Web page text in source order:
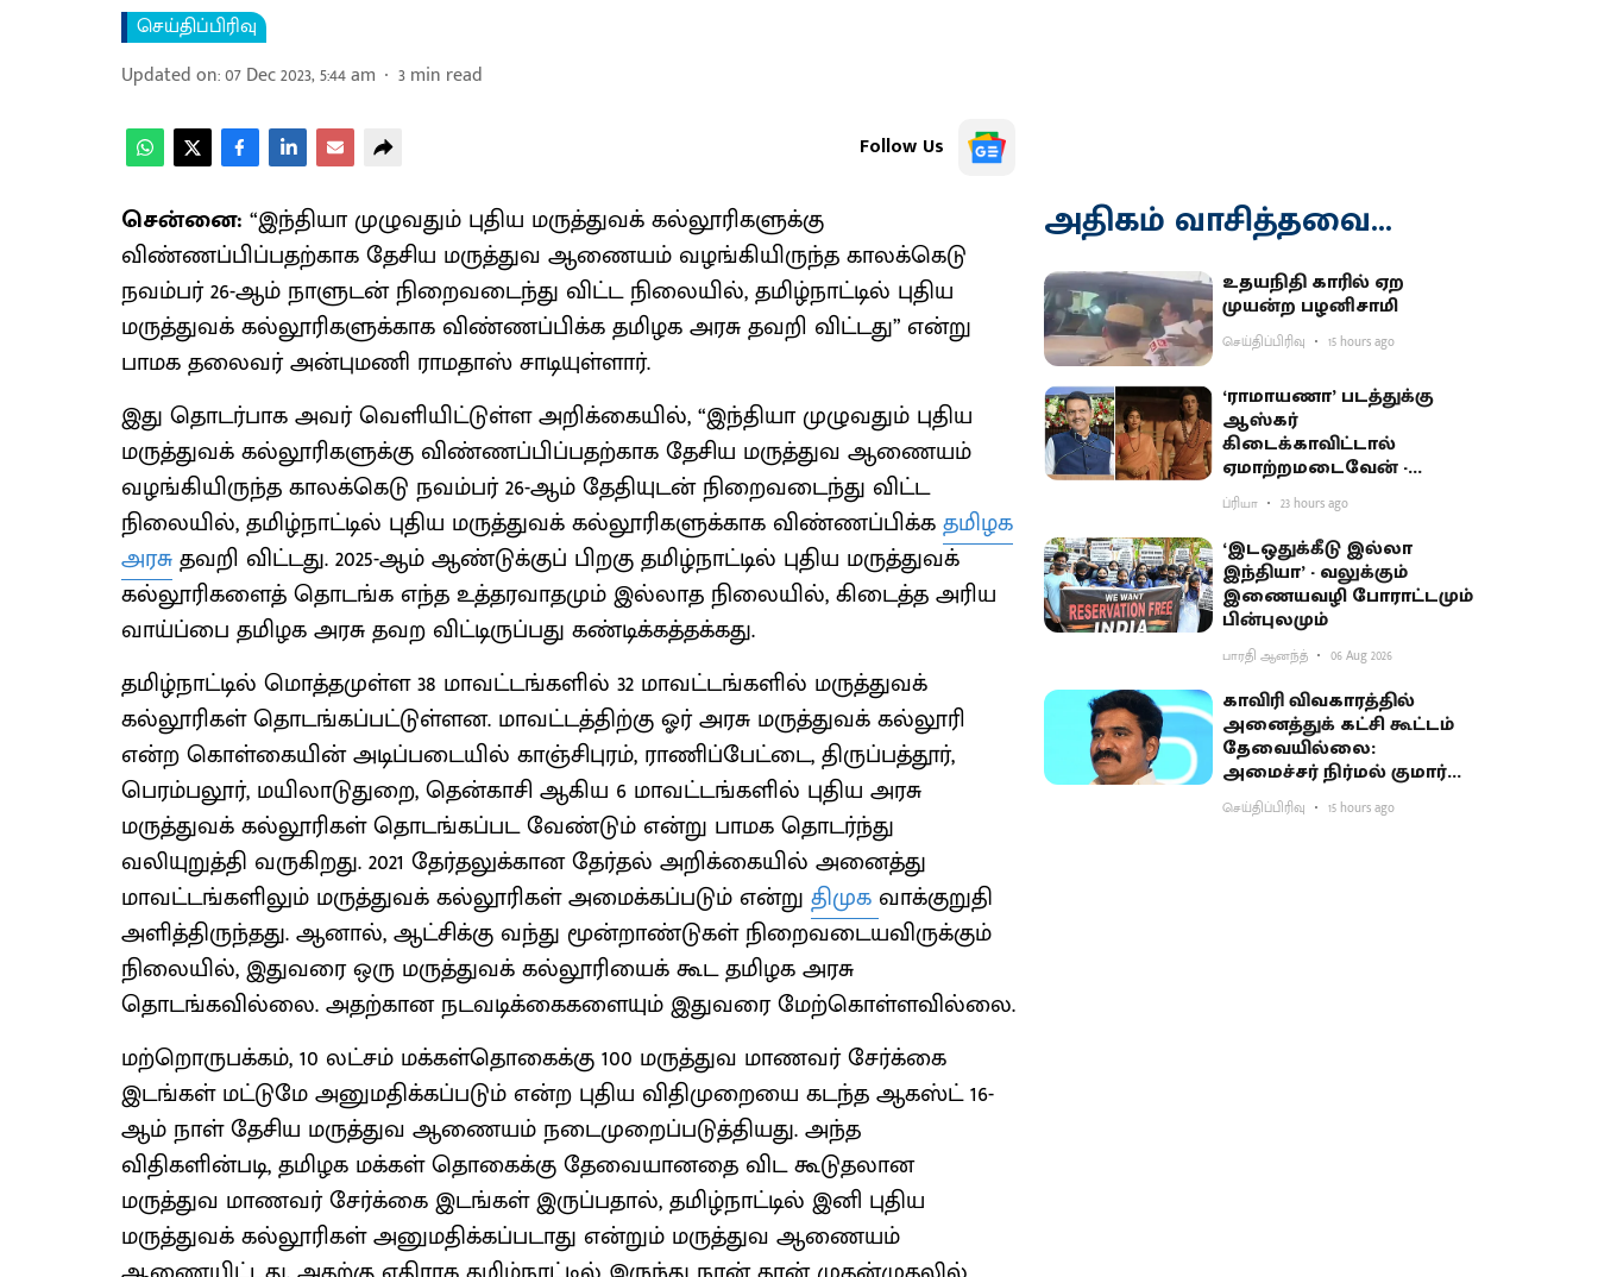
செய்திப்பிரிவு
Updated on:07 Dec 2023, 5:44 am 3min read
Follow Us
சென்னை: “இந்தியா முழுவதும் புதிய மருத்துவக் கல்லூரிகளுக்கு
விண்ணப்பிப்பதற்காக தேசிய மருத்துவ ஆணையம் வழங்கியிருந்த காலக்கெடு
நவம்பர் 26-ஆம் நாளுடன் நிறைவடைந்து விட்ட நிலையில், தமிழ்நாட்டில் புதிய
மருத்துவக் கல்லூரிகளுக்காக விண்ணப்பிக்க தமிழக அரசு தவறி விட்டது” என்று
பாமக தலைவர் அன்புமணி ராமதாஸ் சாடியுள்ளார்.
இது தொடர்பாக அவர் வெளியிட்டுள்ள அறிக்கையில், “இந்தியா முழுவதும் புதிய
மருத்துவக் கல்லூரிகளுக்கு விண்ணப்பிப்பதற்காக தேசிய மருத்துவ ஆணையம்
வழங்கியிருந்த காலக்கெடு நவம்பர் 26-ஆம் தேதியுடன் நிறைவடைந்து விட்ட
நிலையில், தமிழ்நாட்டில் புதிய மருத்துவக் கல்லூரிகளுக்காக விண்ணப்பிக்கதமிழக
அரசுதவறி விட்டது. 2025-ஆம் ஆண்டுக்குப் பிறகு தமிழ்நாட்டில் புதிய மருத்துவக்
கல்லூரிகளைத் தொடங்க எந்த உத்தரவாதமும் இல்லாத நிலையில், கிடைத்த அரிய
வாய்ப்பை தமிழக அரசு தவற விட்டிருப்பது கண்டிக்கத்தக்கது.
தமிழ்நாட்டில் மொத்தமுள்ள 38 மாவட்டங்களில் 32 மாவட்டங்களில் மருத்துவக்
கல்லூரிகள் தொடங்கப்பட்டுள்ளன. மாவட்டத்திற்கு ஓர் அரசு மருத்துவக் கல்லூரி
என்ற கொள்கையின் அடிப்படையில் காஞ்சிபுரம், ராணிப்பேட்டை, திருப்பத்தூர்,
பெரம்பலூர், மயிலாடுதுறை, தென்காசி ஆகிய 6 மாவட்டங்களில் புதிய அரசு
மருத்துவக் கல்லூரிகள் தொடங்கப்பட வேண்டும் என்று பாமக தொடர்ந்து
வலியுறுத்தி வருகிறது. 2021 தேர்தலுக்கான தேர்தல் அறிக்கையில் அனைத்து
மாவட்டங்களிலும் மருத்துவக் கல்லூரிகள் அமைக்கப்படும் என்று திமுக வாக்குறுதி
அளித்திருந்தது. ஆனால், ஆட்சிக்கு வந்து மூன்றாண்டுகள் நிறைவடையவிருக்கும்
நிலையில், இதுவரை ஒரு மருத்துவக் கல்லூரியைக் கூட தமிழக அரசு
தொடங்கவில்லை. அதற்கான நடவடிக்கைகளையும் இதுவரை மேற்கொள்ளவில்லை.
மற்றொருபக்கம், 10 லட்சம் மக்கள்தொகைக்கு 100 மருத்துவ மாணவர் சேர்க்கை
இடங்கள் மட்டுமே அனுமதிக்கப்படும் என்ற புதிய விதிமுறையை கடந்த ஆகஸ்ட் 16-
ஆம் நாள் தேசிய மருத்துவ ஆணையம் நடைமுறைப்படுத்தியது. அந்த
விதிகளின்படி, தமிழக மக்கள் தொகைக்கு தேவையானதை விட கூடுதலான
மருத்துவ மாணவர் சேர்க்கை இடங்கள் இருப்பதால், தமிழ்நாட்டில் இனி புதிய
மருத்துவக் கல்லூரிகள் அனுமதிக்கப்படாது என்றும் மருத்துவ ஆணையம்
அதிகம் வாசித்தவை...
உதயநிதி காரில் ஏற
முயன்ற பழனிசாமி
செய்திப்பிரிவு 15 hours ago
‘ராமாயணா’ படத்துக்கு
ஆஸ்கர்
கிடைக்காவிட்டால்
ஏமாற்றமடைவேன் -
மகாராஷ்டிர முதல்வர்
பகிர்வு
ப்ரியா 23 hours ago
‘இடஒதுக்கீடு இல்லா
இந்தியா’ - வலுக்கும்
இணையவழி போராட்டமும்
பின்புலமும்
பாரதி ஆனந்த் 06 Aug 2026
காவிரி விவகாரத்தில்
அனைத்துக் கட்சி கூட்டம்
தேவையில்லை:
அமைச்சர் நிர்மல் குமார்
விளக்கம்
செய்திப்பிரிவு 15 hours ago